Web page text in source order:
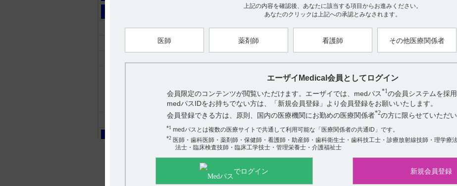
ルネスタ (20件)
上記の内容を確認後、あなたに該当する項目からお進みください。
あなたのクリックは上記への承認とみなされます。
医師 薬剤師 看護師 その他医療関係者
エーザイMedical会員としてログイン
会員限定のコンテンツが閲覧いただけます。エーザイでは、medパス*1 の会員システムを採用
medパスIDをお持ちでない方は、「新規会員登録」より会員登録をお願いいたします。
会員登録できる方は、原則、国内の医療機関にお勤めの医療関係者*2の方に限らせていただい
*1medパスとは複数の医療サイトで共通して利用可能な「医療関係者の共通ID」です。
*2医師・歯科医師・薬剤師・保健師・看護師・助産師・歯科衛生士・歯科技工士・診療放射線技師・理学療
法士・臨床検査技師・臨床工学技士・管理栄養士・介護福祉士
でログイン 新規会員登録
2）レンビマカプセル4mg・10mg電子添文 2024年2月改訂（第5版） 10.
アンケート:ご意見をお聞かせください
役に立った
役に立たなかった